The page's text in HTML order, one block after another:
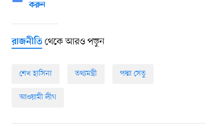
করুন
রাজনীতিথেকে আরও পড়ুন
শেখ হাসিনা তথ্যমন্ত্রী পদ্মা সেতু
আওয়ামী লীগ